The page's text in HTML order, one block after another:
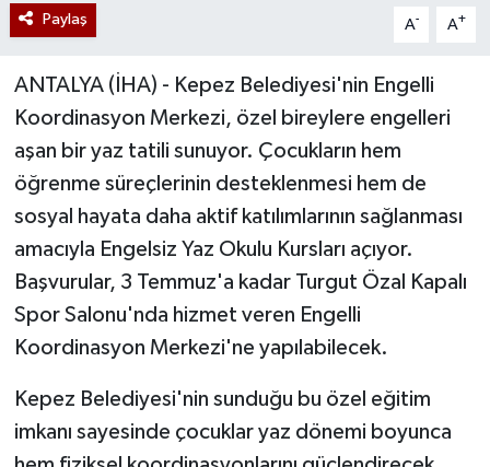
Paylaş A- A+
ANTALYA (İHA) - Kepez Belediyesi'nin Engelli
Koordinasyon Merkezi, özel bireylere engelleri
aşan bir yaz tatili sunuyor. Çocukların hem
öğrenme süreçlerinin desteklenmesi hem de
sosyal hayata daha aktif katılımlarının sağlanması
amacıyla Engelsiz Yaz Okulu Kursları açıyor.
Başvurular, 3 Temmuz'a kadar Turgut Özal Kapalı
Spor Salonu'nda hizmet veren Engelli
Koordinasyon Merkezi'ne yapılabilecek.
Kepez Belediyesi'nin sunduğu bu özel eğitim
imkanı sayesinde çocuklar yaz dönemi boyunca